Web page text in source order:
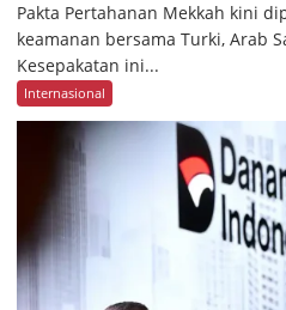
Pakta Pertahanan Mekkah kini
keamanan bersama Turki, Arab
Kesepakatan ini...
Internasional